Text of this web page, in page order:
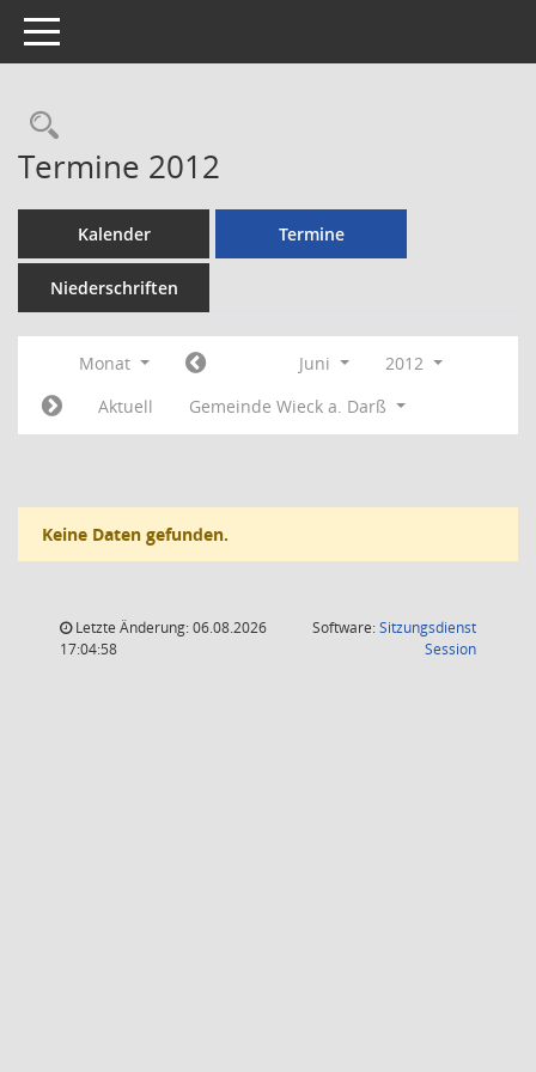
Toggle navigation
Rechercheauswahl
Termine 2012
Kalender Termine
Niederschriften
Monat Juni
2012
Aktuell
Gemeinde Wieck a. Darß
Keine Daten gefunden.
Letzte Änderung: 06.08.2026
17:04:58
Software:Sitzungsdienst
Session(Wird in